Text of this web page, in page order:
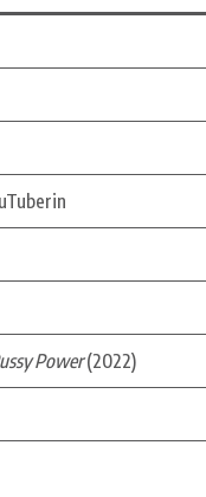
Power(2022)